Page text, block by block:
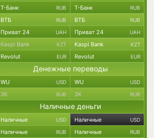
Т-Банк RUB Т-Банк RUB
ВТБ RUB ВТБ RUB
Приват 24 UAH Приват 24 UAH
Kaspi Bank KZT Kaspi Bank KZT
Revolut EUR Revolut EUR
Денежные переводы
WU USD WU USD
ЗК RUB ЗК RUB
Наличные деньги
Наличные USD Наличные USD
Наличные RUB Наличные RUB